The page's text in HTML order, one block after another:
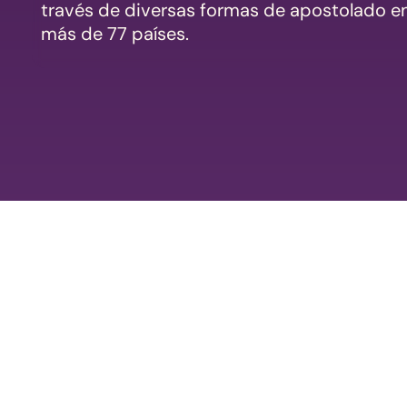
través de diversas formas de apostolado
más de 77 países.